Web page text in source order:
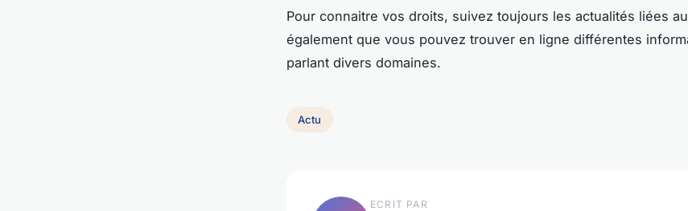
Pour connaitre vos droits, suivez toujours les actualités liées
également que vous pouvez trouver en ligne différentes
parlant divers domaines.
Actu
ECRIT PAR